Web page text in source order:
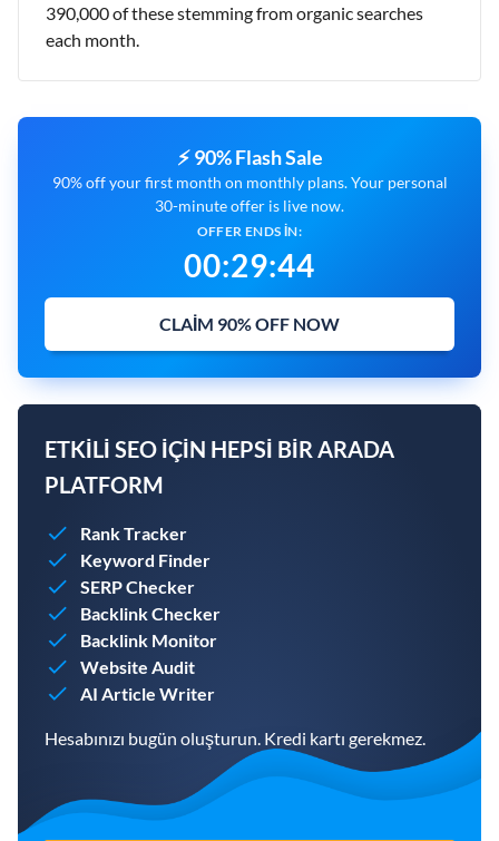
390,000 of these stemming from organic searches
each month.
⚡ 90% Flash Sale
90% off your first month on monthly plans. Your personal
30-minute offer is live now.
OFFER ENDS IN:
00:29:43
CLAIM 90% OFF NOW
ETKILI SEO IÇIN HEPSI BIR ARADA
PLATFORM
Rank Tracker
Keyword Finder
SERP Checker
Backlink Checker
Backlink Monitor
Website Audit
AI Article Writer
Hesabınızı bugün oluşturun. Kredi kartı gerekmez.